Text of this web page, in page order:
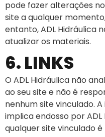
pode fazer alterações
site a qualquer
entanto, ADL Hidráulica
atualizar os materiais.
6. LINKS
O ADL Hidráulica não
ao seu site e não é
nenhum site vinculado.
implica endosso por ADL
qualquer site vinculado